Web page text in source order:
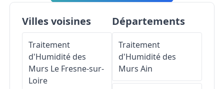
Villes voisines
Traitement
d'Humidité des
Murs Le Fresne-sur-
Loire
Départements
Traitement
d'Humidité des
Murs Ain